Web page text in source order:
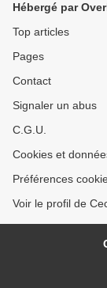
Hébergé par
Top articles
Pages
Contact
Signaler un abus
C.G.U.
Cookies et
Préférences
Voir le profil de